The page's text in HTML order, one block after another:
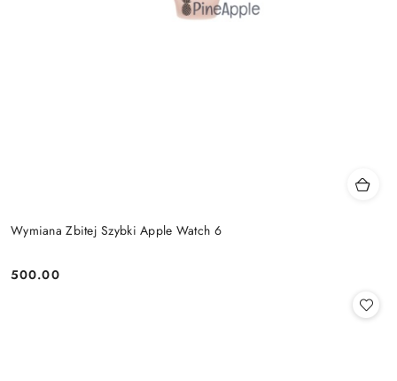
Wymiana Zbitej Szybki Apple Watch 6
Cena:
500.00